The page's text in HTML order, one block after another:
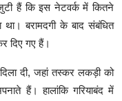
हैं कि इस नेटवर्क में कितने
बरामदगी के बाद संबंधित
दिए गए हैं।
दी, जहां तस्कर लकड़ी को
हैं। हालांकि गरियाबंद में